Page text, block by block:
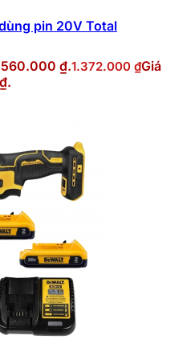
pin 20V Total
₫.1.372.000 ₫Giá